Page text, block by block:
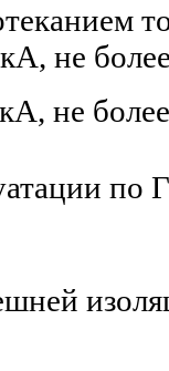
не
не более
по